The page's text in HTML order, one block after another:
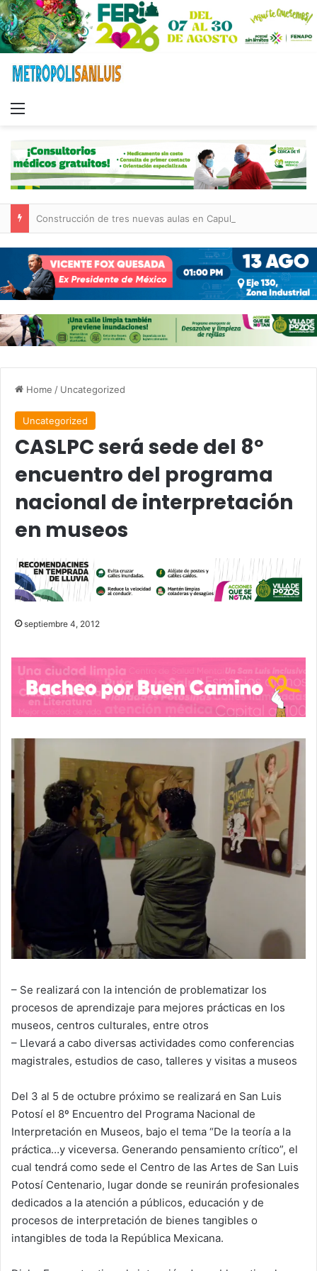
Home / Uncategorized
Uncategorized
CASLPC será sede del 8º
encuentro del programa
nacional de interpretación
en museos
septiembre 4, 2012
– Se realizará con la intención de problematizar los
procesos de aprendizaje para mejores prácticas en los
museos, centros culturales, entre otros
– Llevará a cabo diversas actividades como conferencias
magistrales, estudios de caso, talleres y visitas a museos
Del 3 al 5 de octubre próximo se realizará en San Luis
Potosí el 8º Encuentro del Programa Nacional de
Interpretación en Museos, bajo el tema “De la teoría a la
práctica…y viceversa. Generando pensamiento crítico”, el
cual tendrá como sede el Centro de las Artes de San Luis
Potosí Centenario, lugar donde se reunirán profesionales
dedicados a la atención a públicos, educación y de
procesos de interpretación de bienes tangibles o
intangibles de toda la República Mexicana.